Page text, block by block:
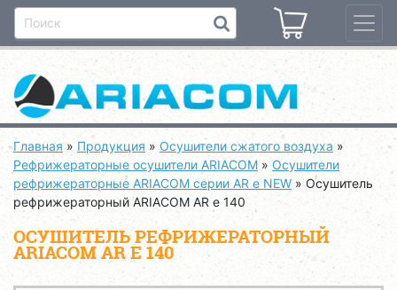
Главная » Продукция » Осушители сжатого воздуха »
Рефрижераторные осушители ARIACOM » Осушители
рефрижераторные ARIACOM серии AR e NEW »Осушитель
рефрижераторный ARIACOM AR e 140
ОСУШИТЕЛЬ РЕФРИЖЕРАТОРНЫЙ
ARIACOM AR E 140